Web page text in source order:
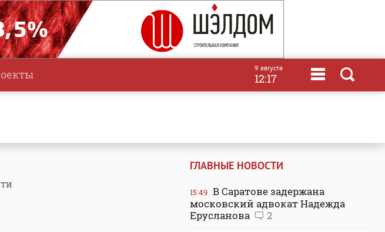
9 августа
12:17
ГЛАВНЫЕ НОВОСТИ
15:49 В Саратове задержана
московский адвокат Надежда
Ерусланова
2